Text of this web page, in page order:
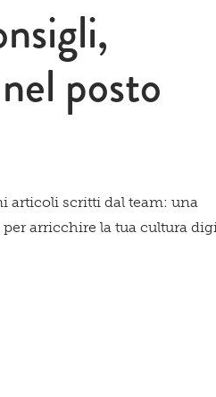
posto
articoli scritti dal team: una
arricchire la tua cultura